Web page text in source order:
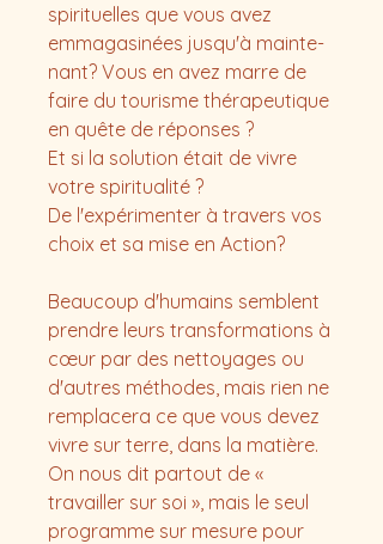
spirituelles que vous avez
emmagasinées jusqu'à mainte-
nant? Vous en avez marre de
faire du tourisme thérapeutique
en quête de réponses ?
Et si la solution était de vivre
votre spiritualité ?
De l'expérimenter à travers vos
choix et sa mise en Action?
Beaucoup d'humains semblent
prendre leurs transformations à
cœur par des nettoyages ou
d'autres méthodes, mais rien ne
remplacera ce que vous devez
vivre sur terre, dans la matière.
On nous dit partout de «
travailler sur soi », mais le seul
programme sur mesure pour